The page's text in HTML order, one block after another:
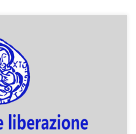
MONS. SANTORO LUNEDì 29
SAN CATALDO. per la
intenzione di
di confermare adesione in
SCUOLA DI COMUNITA’
settimo capitolo del libro […]